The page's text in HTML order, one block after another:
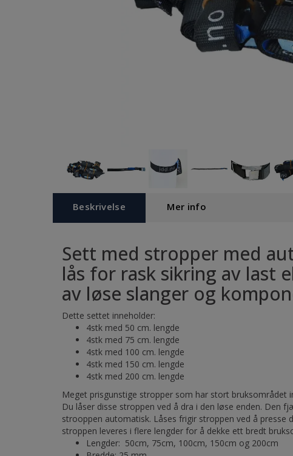
Beskrivelse Mer info
Sett med stropper med
lås for rask sikring av last
av løse slanger og
Dette settet inneholder:
4stk med 50 cm. lengde
4stk med 75 cm. lengde
4stk med 100 cm. lengde
4stk med 150 cm. lengde
4stk med 200 cm. lengde
Meget prisgunstige stropper som har stort bruksområdet
Du låser disse stroppen ved å dra i den løse enden. Den
strooppen automatisk. Låses frigir stroppen ved å presse
stroppen leveres i flere lengder for å dekke ett bredt
Lengder: 50cm, 75cm, 100cm, 150cm og 200cm